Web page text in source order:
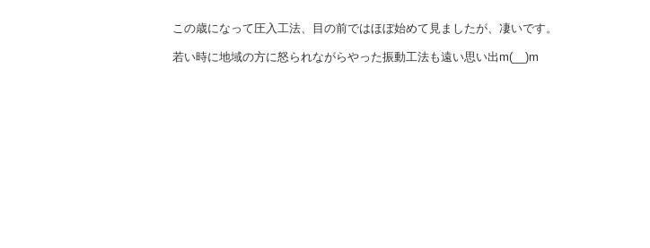
この歳になって圧入工法、目の前ではほぼ始めて見ましたが、凄いです。
若い時に地域の方に怒られながらやった振動工法も遠い思い出m(__)m